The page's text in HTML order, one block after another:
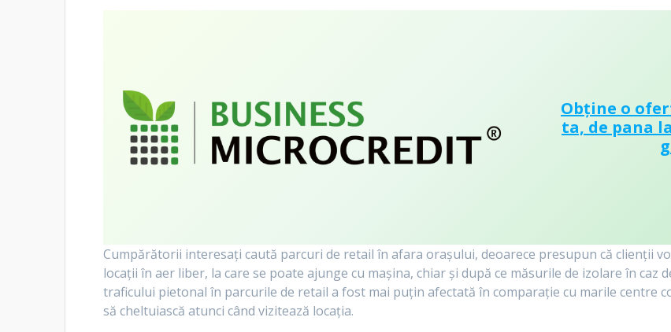
Obține o
ta, de pana
Cumpărătorii interesați caută parcuri de retail în afara orașului, deoarece presupun că clienții
locații în aer liber, la care se poate ajunge cu mașina, chiar și după ce măsurile de izolare în caz
traficului pietonal în parcurile de retail a fost mai puțin afectată în comparație cu marile centre
să cheltuiască atunci când vizitează locația.